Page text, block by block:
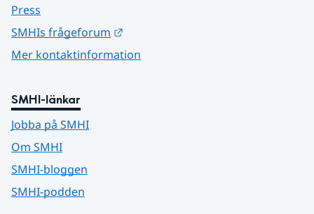
Press
SMHIs frågeforum
Mer kontaktinformation
SMHI-länkar
Jobba på SMHI
Om SMHI
SMHI-bloggen
SMHI-podden